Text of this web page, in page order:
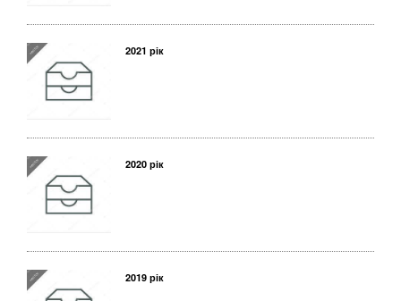
2021 рік
2020 рік
2019 рік